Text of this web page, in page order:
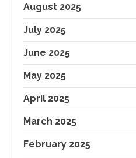
August 2025
July 2025
June 2025
May 2025
April 2025
March 2025
February 2025